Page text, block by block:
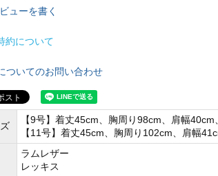
ューを書く
約について
ついてのお問い合わせ
【9号】着丈45cm、胸周り98cm、肩幅
【11号】着丈45cm、胸周り102cm、肩幅
ラムレザー
レッキス